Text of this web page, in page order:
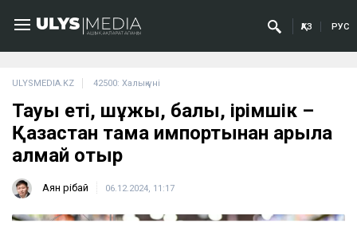
ҚАЗ РУС
ULYSMEDIA.KZ 42500: Халық үні
Тауық еті, шұжық, балық, ірімшік –
Қазақстан тамақ импортынан арыла
алмай отыр
Аян Өрібай 06.12.2024, 11:17